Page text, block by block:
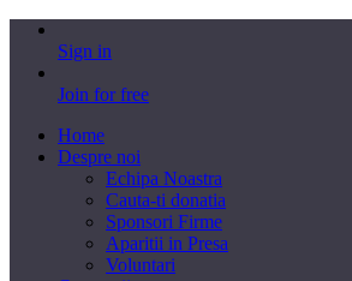
Sign in
Join for free
Home
Despre noi
Echipa Noastra
Cauta-ti donatia
Sponsori Firme
Aparitii in Presa
Voluntari